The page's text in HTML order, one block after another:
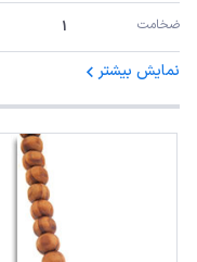
ضخامت 1
نمایش بیشتر